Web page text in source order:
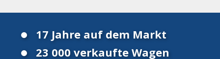
17 Jahre auf dem Markt
23 000 verkaufte Wagen